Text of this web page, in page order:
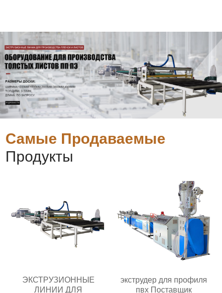
Самые Продаваемые
Продукты
ЭКСТРУЗИОННЫЕ
ЛИНИИ ДЛЯ
экструдер для профиля
пвх Поставщик